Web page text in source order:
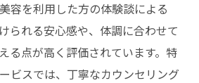
容を利用した方の体験談による
られる安心感や、体調に合わせて
る点が高く評価されています。特
ビスでは、丁寧なカウンセリング